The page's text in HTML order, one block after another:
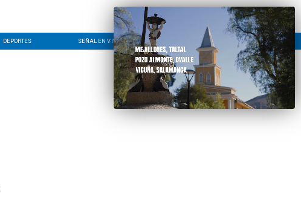
DEPORTES SEÑAL EN VIVO LÍNEA EDITORIAL